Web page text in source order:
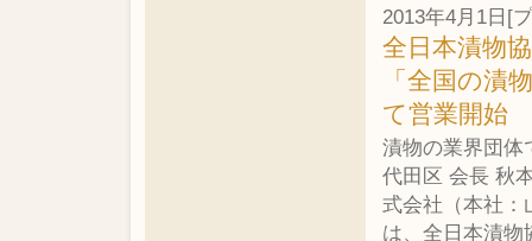
2013年4月1日[
全日本漬物
「全国の漬
て営業開始
漬物の業界団体
代田区 会長 秋
式会社（本社：
は、全日本漬物